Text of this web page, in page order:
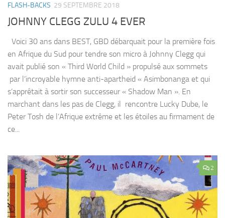
FLASH-BACKS 29 SEPTEMBRE 2018
JOHNNY CLEGG ZULU 4 EVER
Voici 30 ans dans BEST, GBD débarquait pour la première fois
en Afrique du Sud pour tendre son micro à Johnny Clegg qui
avait publié son « Third World Child » propulsé aux sommets
par l’incroyable hymne anti-apartheid « Asimbonanga et qui
s’apprêtait à sortir son successeur « Shadow Man ». En
marchant dans les pas de Clegg, il rencontre Lucky Dube, le
Peter Tosh de l’Afrique extrême et les étoiles au firmament de
ce...
2